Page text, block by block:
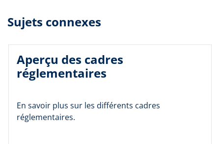
Sujets connexes
Aperçu des cadres
réglementaires
En savoir plus sur les différents cadres
réglementaires.